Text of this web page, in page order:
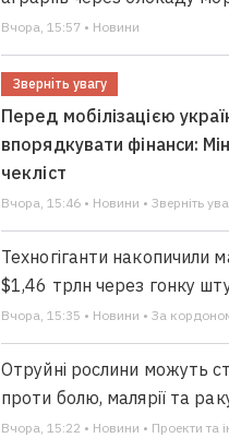
Вчора, 15:57 • Новини
Зверніть увагу
Перед мобілізацією
впорядкувати фінанси:
чекліст
Вчора, 15:46 • Новини • Зверніть
Техногіганти накопичили
$1,46 трлн через гонку
Вчора, 15:35 • Новини • За
Отруйні рослини можуть
проти болю, малярії та
Вчора, 15:22 • Новини • Проекти та